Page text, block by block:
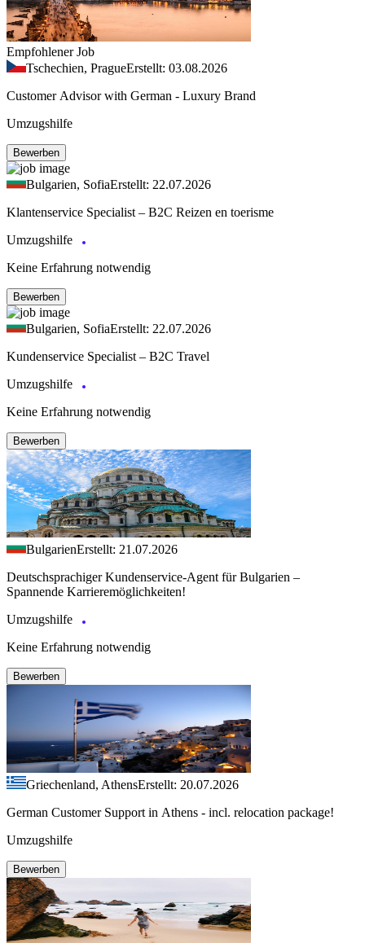
Empfohlener Job
Tschechien, PragueErstellt: 03.08.2026
Customer Advisor with German - Luxury Brand
Umzugshilfe
Bewerben
Bulgarien, SofiaErstellt: 22.07.2026
Klantenservice Specialist – B2C Reizen en toerisme
Umzugshilfe
Keine Erfahrung notwendig
Bewerben
Bulgarien, SofiaErstellt: 22.07.2026
Kundenservice Specialist – B2C Travel
Umzugshilfe
Keine Erfahrung notwendig
Bewerben
BulgarienErstellt: 21.07.2026
Deutschsprachiger Kundenservice-Agent für Bulgarien –
Spannende Karrieremöglichkeiten!
Umzugshilfe
Keine Erfahrung notwendig
Bewerben
Griechenland, AthensErstellt: 20.07.2026
German Customer Support in Athens - incl. relocation package!
Umzugshilfe
Bewerben